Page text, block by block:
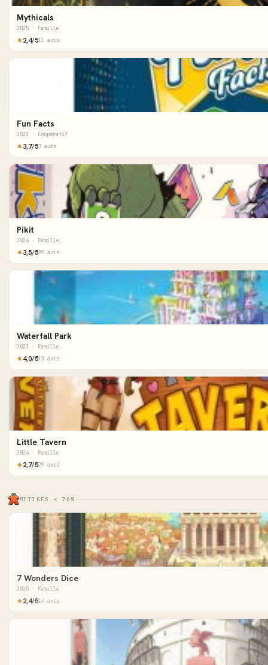
Mythicals
2025 · Famille
2,4/511 avis
Fun Facts
2022 · Coopératif
3,7/57 avis
Pikit
2024 · Famille
3,5/529 avis
Waterfall Park
2023 · Famille
4,0/513 avis
Little Tavern
2024 · Famille
2,7/529 avis
MITIGÉS < 70%
7 Wonders Dice
2025 · Famille
2,4/514 avis